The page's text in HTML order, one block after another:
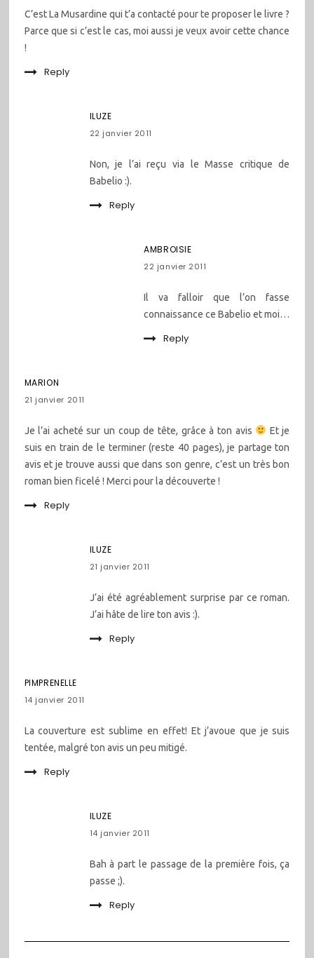
C’est La Musardine qui t’a contacté pour te proposer le livre ?
Parce que si c’est le cas, moi aussi je veux avoir cette chance
!
Reply
ILUZE
22 janvier 2011
Non, je l’ai reçu via le Masse critique de
Babelio :).
Reply
AMBROISIE
22 janvier 2011
Il va falloir que l’on fasse
connaissance ce Babelio et moi…
Reply
MARION
21 janvier 2011
Je l’ai acheté sur un coup de tête, grâce à ton avis
Et je
suis en train de le terminer (reste 40 pages), je partage ton
avis et je trouve aussi que dans son genre, c’est un très bon
roman bien ficelé ! Merci pour la découverte !
Reply
ILUZE
21 janvier 2011
J’ai été agréablement surprise par ce roman.
J’ai hâte de lire ton avis :).
Reply
PIMPRENELLE
14 janvier 2011
La couverture est sublime en effet! Et j’avoue que je suis
tentée, malgré ton avis un peu mitigé.
Reply
ILUZE
14 janvier 2011
Bah à part le passage de la première fois, ça
passe ;).
Reply